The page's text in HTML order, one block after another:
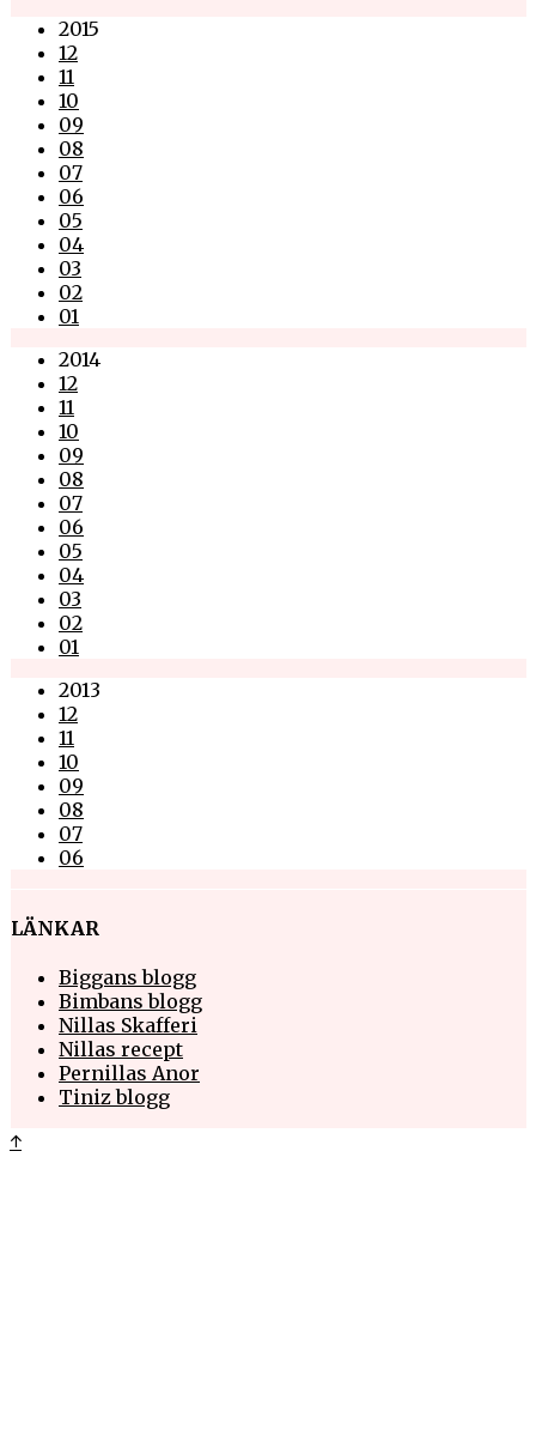
2015
12
11
10
09
08
07
06
05
04
03
02
01
2014
12
11
10
09
08
07
06
05
04
03
02
01
2013
12
11
10
09
08
07
06
LÄNKAR
Biggans blogg
Bimbans blogg
Nillas Skafferi
Nillas recept
Pernillas Anor
Tiniz blogg
↑